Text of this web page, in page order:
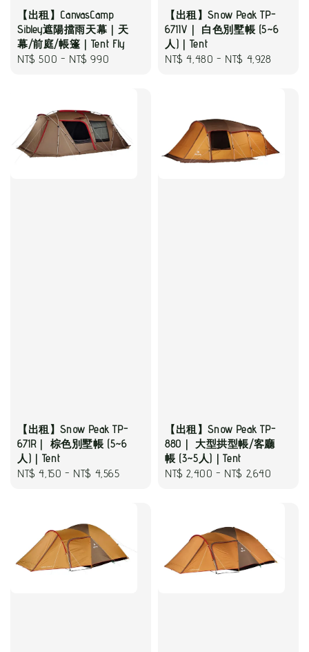
【出租】CanvasCamp
Sibley遮陽擋雨天幕｜天
幕/前庭/帳篷｜Tent Fly
Regular
NT$ 500 - NT$ 990
【出租】Snow Peak TP-
671IV｜ 白色別墅帳 (5~6
人)｜Tent
Regular
NT$ 4,480 - NT$ 4,928
【出租】Snow Peak TP-
671R｜ 棕色別墅帳 (5~6
人)｜Tent
Regular
NT$ 4,150 - NT$ 4,565
【出租】Snow Peak TP-
880｜ 大型拱型帳/客廳
帳 (3~5人)｜Tent
Regular
NT$ 2,400 - NT$ 2,640